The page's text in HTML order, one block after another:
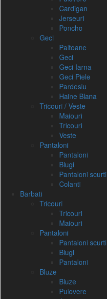
Cardigan
Jerseuri
Poncho
Geci
Paltoane
Geci
Geci Iarna
Geci Piele
Pardesiu
Haine Blana
Tricouri / Veste
Maiouri
Tricouri
Veste
Pantaloni
Pantaloni
Blugi
Pantaloni scurti
Colanti
Barbati
Tricouri
Tricouri
Maiouri
Pantaloni
Pantaloni scurti
Blugi
Pantaloni
Bluze
Bluze
Pulovere